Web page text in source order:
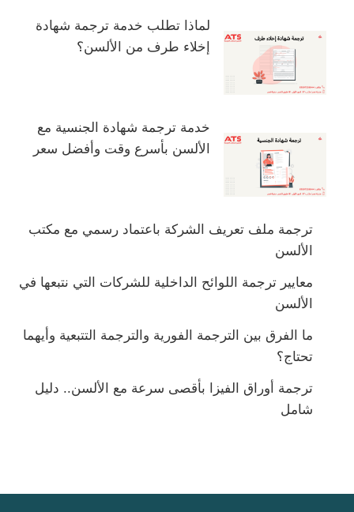
لماذا تطلب خدمة ترجمة شهادة
إخلاء طرف من الألسن؟
خدمة ترجمة شهادة الجنسية مع
الألسن بأسرع وقت وأفضل سعر
ترجمة ملف تعريف الشركة باعتماد رسمي مع مكتب
الألسن
معايير ترجمة اللوائح الداخلية للشركات التي نتبعها في
الألسن
ما الفرق بين الترجمة الفورية والترجمة التتبعية وأيهما
تحتاج؟
ترجمة أوراق الفيزا بأقصى سرعة مع الألسن.. دليل
شامل